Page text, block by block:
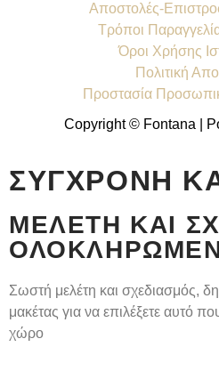
Αποστολές-
Τρόποι
Όροι Χρήσης
Πολιτική
Προστασία
Copyright © Fontana |
ΣΎΓΧΡΟΝΗ
ΜΕΛΈΤΗ ΚΑΙ
Σωστή μελέτη και σχεδιασμός,
μακέτας για να επιλέξετε αυτό
χώρο